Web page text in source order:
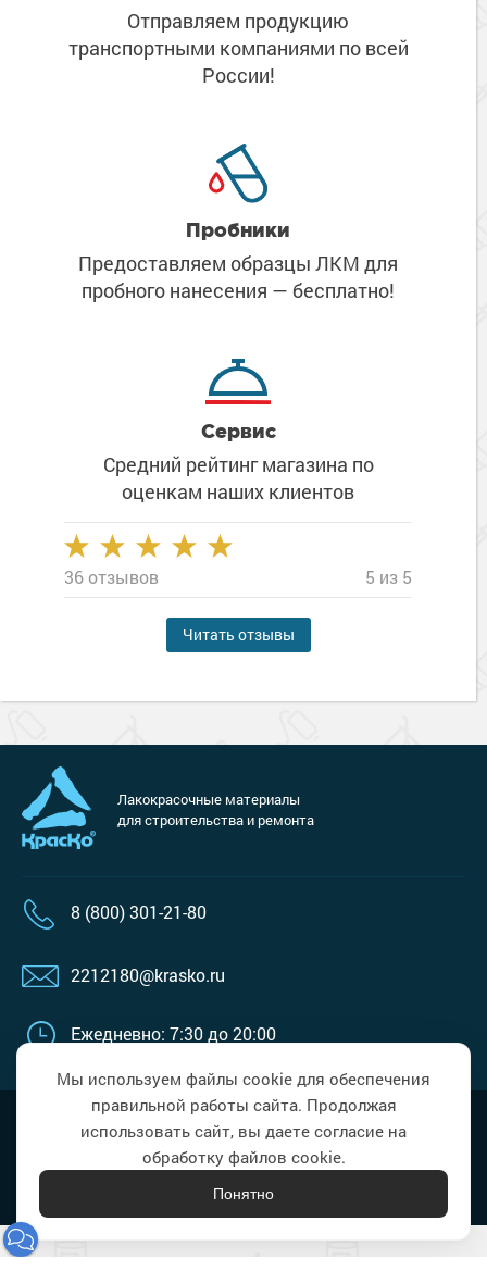
Отправляем продукцию
транспортными компаниями по всей
России!
Пробники
Предоставляем образцы ЛКМ для
пробного нанесения — бесплатно!
Сервис
Средний рейтинг магазина по
оценкам наших клиентов
36 отзывов 5 из 5
Читать отзывы
Лакокрасочные материалы
для строительства и ремонта
8 (800) 301-21-80
2212180@krasko.ru
Ежедневно: 7:30 до 20:00
Политика в области обработки
персональных данных
Мы используем файлы cookie для обеспечения
правильной работы сайта. Продолжая
использовать сайт, вы даете согласие на
обработку файлов cookie.
Понятно